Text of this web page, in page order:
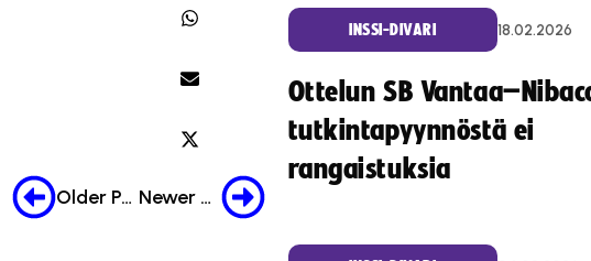
Older Post Newer Post
INSSI-DIVARI 18.02.2026
Ottelun SB
tutkintapyynnöstä ei
rangaistuksia